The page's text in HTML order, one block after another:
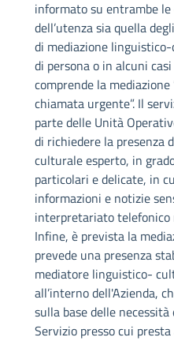
informato su entrambe
dell’utenza sia quella
di mediazione
di persona o in alcuni
comprende la
chiamata urgente”. Il
parte delle Unità
di richiedere la presenza
culturale esperto, in
particolari e delicate, in
informazioni e notizie
interpretariato
Infine, è prevista la
prevede una presenza
mediatore linguistico-
all’interno dell'Azienda,
sulla base delle
Servizio presso cui